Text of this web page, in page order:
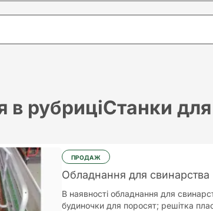
в рубриціСтанки
ПРОДАЖ
Обладнання для свинарства
В наявності обладнання для
будиночки для поросят; решітка